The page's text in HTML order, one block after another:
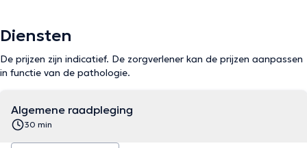
Diensten
De prijzen zijn indicatief. De zorgverlener kan de prijzen aanpassen
in functie van de pathologie.
Algemene raadpleging
30 min